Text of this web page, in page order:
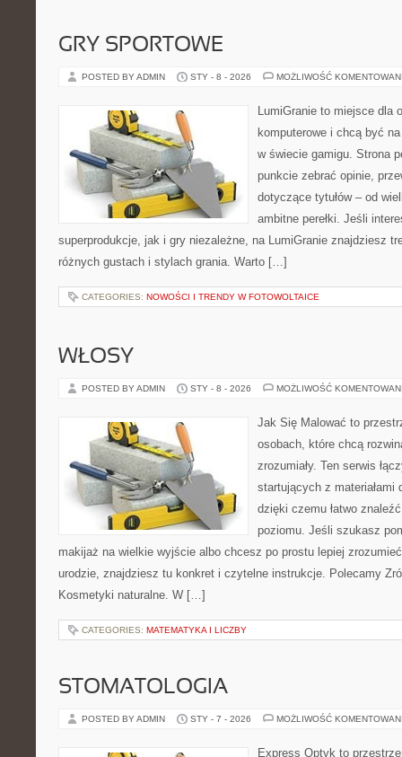
GRY SPORTOWE
POSTED BY ADMIN STY - 8 - 2026 MOŻLIWOŚĆ
LumiGranie to miejsce dla
komputerowe i chcą być
w świecie gamigu. Strona
punkcie zebrać opinie,
dotyczące tytułów – od
ambitne perełki. Jeśli
superprodukcje, jak i gry niezależne, na LumiGranie znajdziesz
różnych gustach i stylach grania. Warto […]
CATEGORIES: NOWOŚCI I TRENDY W FOTOWOLTAICE
WŁOSY
POSTED BY ADMIN STY - 8 - 2026 MOŻLIWOŚĆ
Jak Się Malować to
osobach, które chcą
zrozumiały. Ten serwis
startujących z materiałami
dzięki czemu łatwo
poziomu. Jeśli szukasz
makijaż na wielkie wyjście albo chcesz po prostu lepiej
urodzie, znajdziesz tu konkret i czytelne instrukcje. Polecamy
Kosmetyki naturalne. W […]
CATEGORIES: MATEMATYKA I LICZBY
STOMATOLOGIA
POSTED BY ADMIN STY - 7 - 2026 MOŻLIWOŚĆ
Express Optyk to